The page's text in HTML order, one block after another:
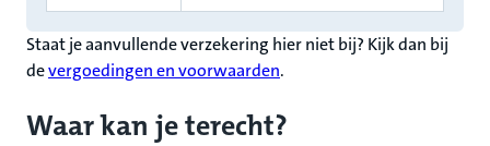
Staat je aanvullende verzekering hier niet bij? Kijk dan bij
devergoedingen en voorwaarden.
Waar kan je terecht?